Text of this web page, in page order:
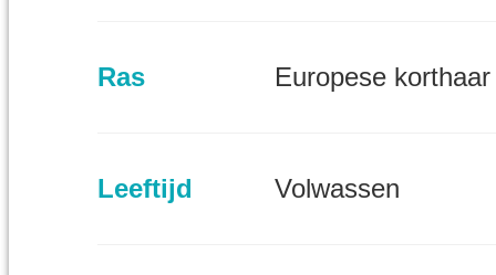
Ras Europese korthaar
Leeftijd Volwassen